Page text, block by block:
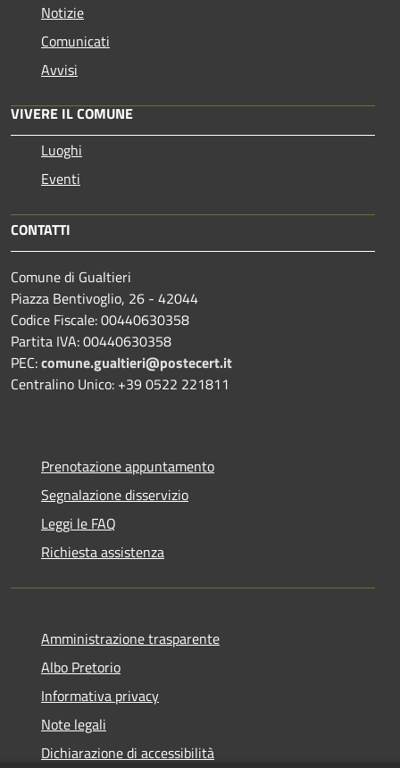
Notizie
Comunicati
Avvisi
VIVERE IL COMUNE
Luoghi
Eventi
CONTATTI
Comune di Gualtieri
Piazza Bentivoglio, 26 - 42044
Codice Fiscale: 00440630358
Partita IVA: 00440630358
PEC:comune.gualtieri@postecert.it
Centralino Unico: +39 0522 221811
Prenotazione appuntamento
Segnalazione disservizio
Leggi le FAQ
Richiesta assistenza
Amministrazione trasparente
Albo Pretorio
Informativa privacy
Note legali
Dichiarazione di accessibilità